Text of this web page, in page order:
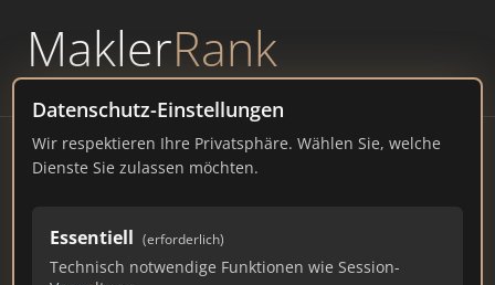
MaklerRank
powered byWAVEPOINT
Datenschutz-Einstellungen
Wir respektieren Ihre Privatsphäre. Wählen Sie, welche
Dienste Sie zulassen möchten.
Essentiell (erforderlich)
Technisch notwendige Funktionen wie Session-
Immobilienmakler
Möhrendorf – Ranking Juli
2026